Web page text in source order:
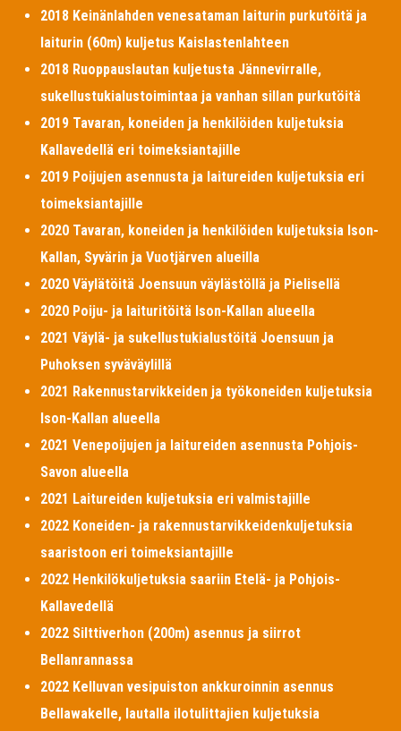
2018 Keinänlahden venesataman laiturin purkutöitä ja
laiturin (60m) kuljetus Kaislastenlahteen
2018 Ruoppauslautan kuljetusta Jännevirralle,
sukellustukialustoimintaa ja vanhan sillan purkutöitä
2019 Tavaran, koneiden ja henkilöiden kuljetuksia
Kallavedellä eri toimeksiantajille
2019 Poijujen asennusta ja laitureiden kuljetuksia eri
toimeksiantajille
2020 Tavaran, koneiden ja henkilöiden kuljetuksia Ison-
Kallan, Syvärin ja Vuotjärven alueilla
2020 Väylätöitä Joensuun väylästöllä ja Pielisellä
2020 Poiju- ja laituritöitä Ison-Kallan alueella
2021 Väylä- ja sukellustukialustöitä Joensuun ja
Puhoksen syväväylillä
2021 Rakennustarvikkeiden ja työkoneiden kuljetuksia
Ison-Kallan alueella
2021 Venepoijujen ja laitureiden asennusta Pohjois-
Savon alueella
2021 Laitureiden kuljetuksia eri valmistajille
2022 Koneiden- ja rakennustarvikkeidenkuljetuksia
saaristoon eri toimeksiantajille
2022 Henkilökuljetuksia saariin Etelä- ja Pohjois-
Kallavedellä
2022 Silttiverhon (200m) asennus ja siirrot
Bellanrannassa
2022 Kelluvan vesipuiston ankkuroinnin asennus
Bellawakelle, lautalla ilotulittajien kuljetuksia